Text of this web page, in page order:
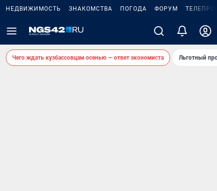
НЕДВИЖИМОСТЬ ЗНАКОМСТВА ПОГОДА ФОРУМ
Чего ждать кузбассовцам осенью — ответ экономиста Льготный